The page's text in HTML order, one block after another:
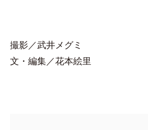
撮影／武井メグミ
文・編集／花本絵里